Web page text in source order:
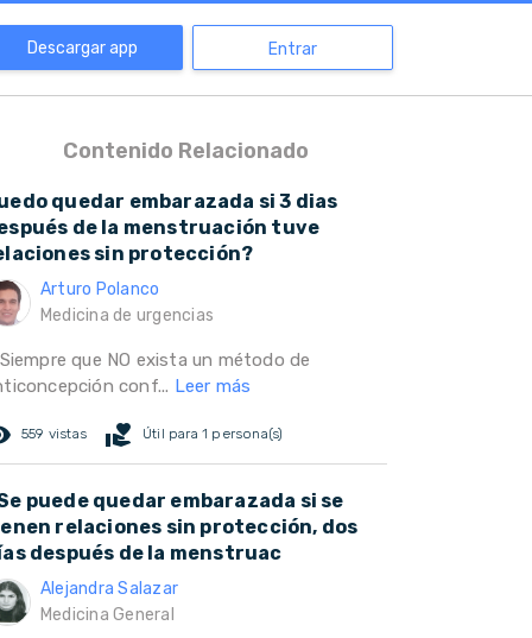
Descargar app Entrar
Contenido Relacionado
quedar embarazada si 3 dias
de la menstruación tuve
sin protección?
Arturo Polanco
Medicina de urgencias
Siempre que NO exista un método de
conf... Leer más
559 vistas volunteer_activism Útil para 1 persona(s)
puede quedar embarazada si se
relaciones sin protección, dos
después de la menstruac
Alejandra Salazar
Medicina General